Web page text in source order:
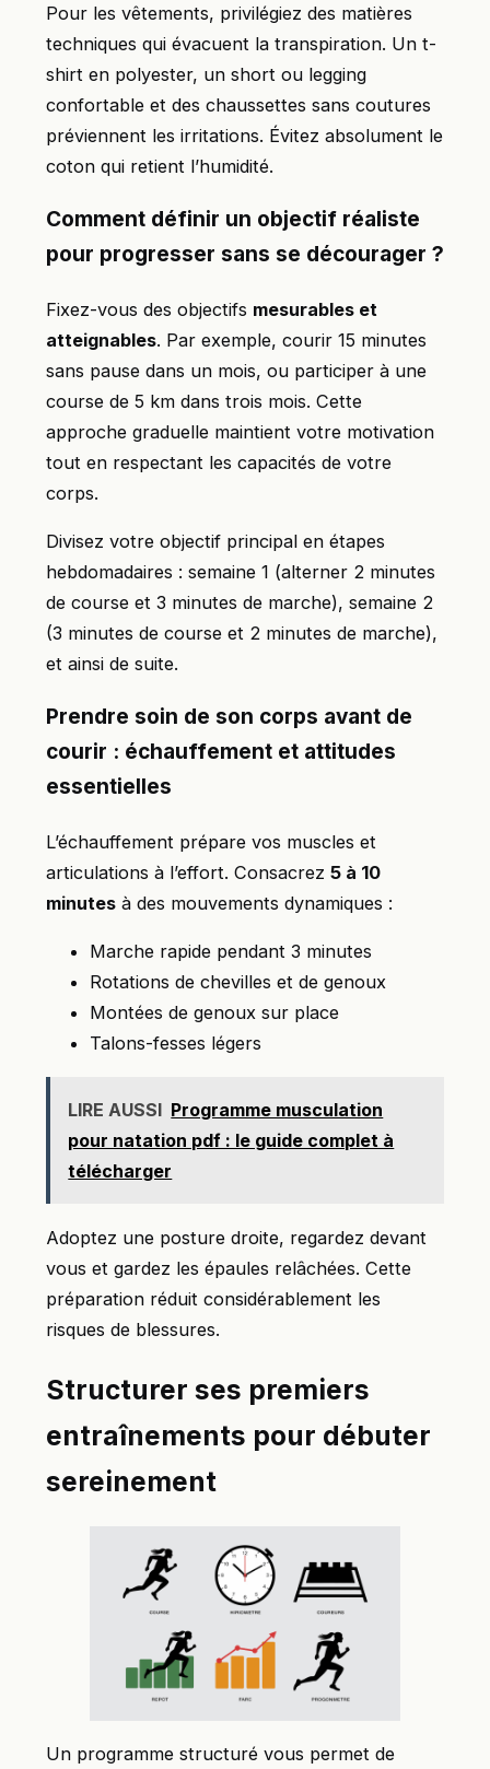
Pour les vêtements, privilégiez des matières
techniques qui évacuent la transpiration. Un t-
shirt en polyester, un short ou legging
confortable et des chaussettes sans coutures
préviennent les irritations. Évitez absolument le
coton qui retient l’humidité.
Comment définir un objectif réaliste
pour progresser sans se décourager ?
Fixez-vous des objectifs mesurables et
atteignables. Par exemple, courir 15 minutes
sans pause dans un mois, ou participer à une
course de 5 km dans trois mois. Cette
approche graduelle maintient votre motivation
tout en respectant les capacités de votre
corps.
Divisez votre objectif principal en étapes
hebdomadaires : semaine 1 (alterner 2 minutes
de course et 3 minutes de marche), semaine 2
(3 minutes de course et 2 minutes de marche),
et ainsi de suite.
Prendre soin de son corps avant de
courir : échauffement et attitudes
essentielles
L’échauffement prépare vos muscles et
articulations à l’effort. Consacrez 5 à 10
minutes à des mouvements dynamiques :
Marche rapide pendant 3 minutes
Rotations de chevilles et de genoux
Montées de genoux sur place
Talons-fesses légers
LIRE AUSSI Programme musculation
pour natation pdf : le guide complet à
télécharger
Adoptez une posture droite, regardez devant
vous et gardez les épaules relâchées. Cette
préparation réduit considérablement les
risques de blessures.
Structurer ses premiers
entraînements pour débuter
sereinement
Un programme structuré vous permet de